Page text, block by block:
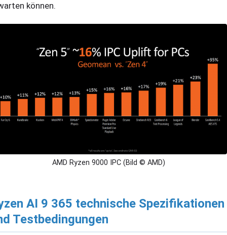
können.
AMD Ryzen 9000 IPC (Bild © AMD)
AI 9 365 technische Spezifikationen
Testbedingungen